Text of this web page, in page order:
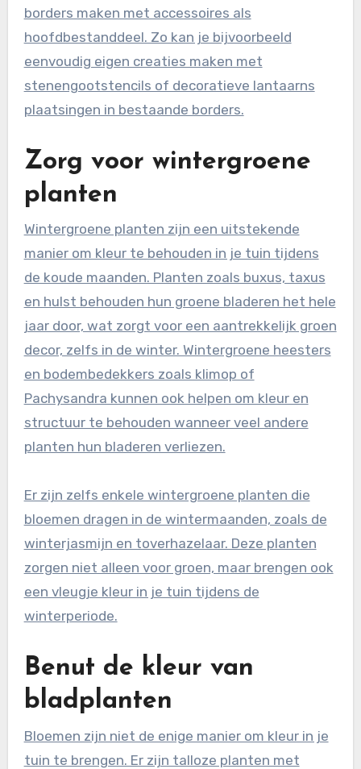
borders maken met accessoires als
hoofdbestanddeel. Zo kan je bijvoorbeeld
eenvoudig eigen creaties maken met
stenengootstencils of decoratieve lantaarns
plaatsingen in bestaande borders.
Zorg voor wintergroene
planten
Wintergroene planten zijn een uitstekende
manier om kleur te behouden in je tuin tijdens
de koude maanden. Planten zoals buxus, taxus
en hulst behouden hun groene bladeren het hele
jaar door, wat zorgt voor een aantrekkelijk groen
decor, zelfs in de winter. Wintergroene heesters
en bodembedekkers zoals klimop of
Pachysandra kunnen ook helpen om kleur en
structuur te behouden wanneer veel andere
planten hun bladeren verliezen.
Er zijn zelfs enkele wintergroene planten die
bloemen dragen in de wintermaanden, zoals de
winterjasmijn en toverhazelaar. Deze planten
zorgen niet alleen voor groen, maar brengen ook
een vleugje kleur in je tuin tijdens de
winterperiode.
Benut de kleur van
bladplanten
Bloemen zijn niet de enige manier om kleur in je
tuin te brengen. Er zijn talloze planten met